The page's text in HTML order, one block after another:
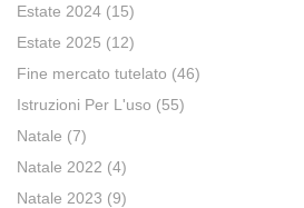
Estate 2024 (15)
Estate 2025 (12)
Fine mercato tutelato (46)
Istruzioni Per L'uso (55)
Natale (7)
Natale 2022 (4)
Natale 2023 (9)